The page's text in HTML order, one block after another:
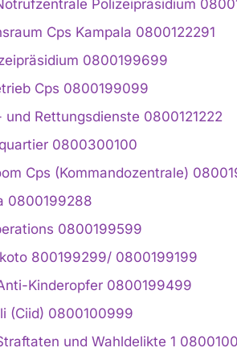
Polizeipräsidium
Cps Kampala 0800122291
0800199699
Cps 0800199099
und Rettungsdienste 0800121222
0800300100
Cps (Kommandozentrale)
0800199288
0800199599
800199299/ 0800199199
Kinderopfer 0800199499
(Ciid) 0800100999
und Wahldelikte 1